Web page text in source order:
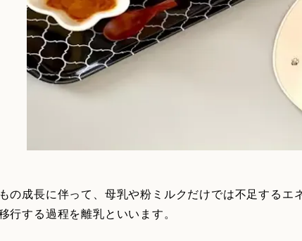
の成長に伴って、母乳や粉ミルクだけでは不足するエ
行する過程を離乳といいます。